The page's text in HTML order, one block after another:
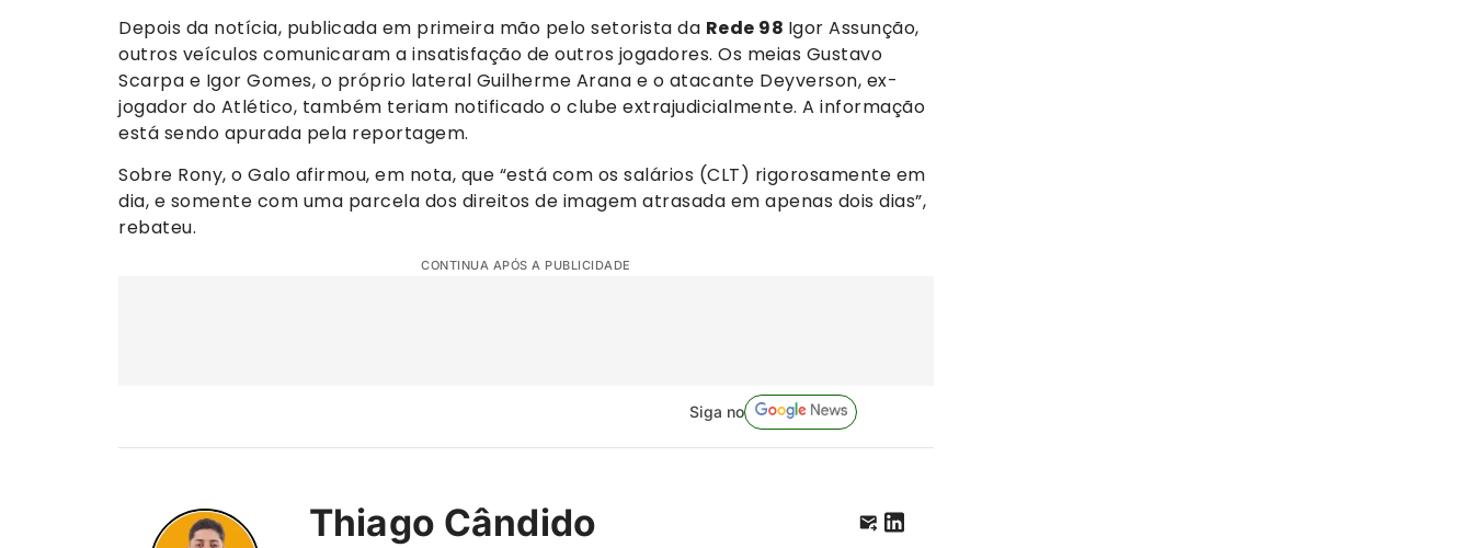
Depois da notícia, publicada em primeira mão pelo setorista da Rede 98 Igor Assunção,
outros veículos comunicaram a insatisfação de outros jogadores. Os meias Gustavo
Scarpa e Igor Gomes, o próprio lateral Guilherme Arana e o atacante Deyverson, ex-
jogador do Atlético, também teriam notificado o clube extrajudicialmente. A informação
está sendo apurada pela reportagem.
Sobre Rony, o Galo afirmou, em nota, que “está com os salários (CLT) rigorosamente em
dia, e somente com uma parcela dos direitos de imagem atrasada em apenas dois dias”,
rebateu.
CONTINUA APÓS A PUBLICIDADE
Siga no
Thiago Cândido